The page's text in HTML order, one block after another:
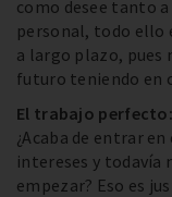
como desee tanto
personal, todo ello
a largo plazo, pues
futuro teniendo en
El trabajo
¿Acaba de entrar
intereses y todavía
empezar? Eso es